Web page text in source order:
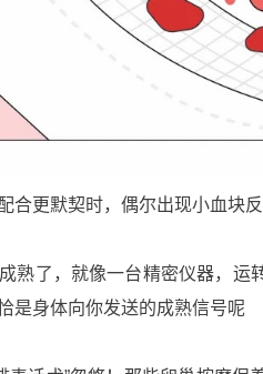
合更默契时，偶尔出现小血块
熟了，就像一台精密仪器，
是身体向你发送的成熟信号呢